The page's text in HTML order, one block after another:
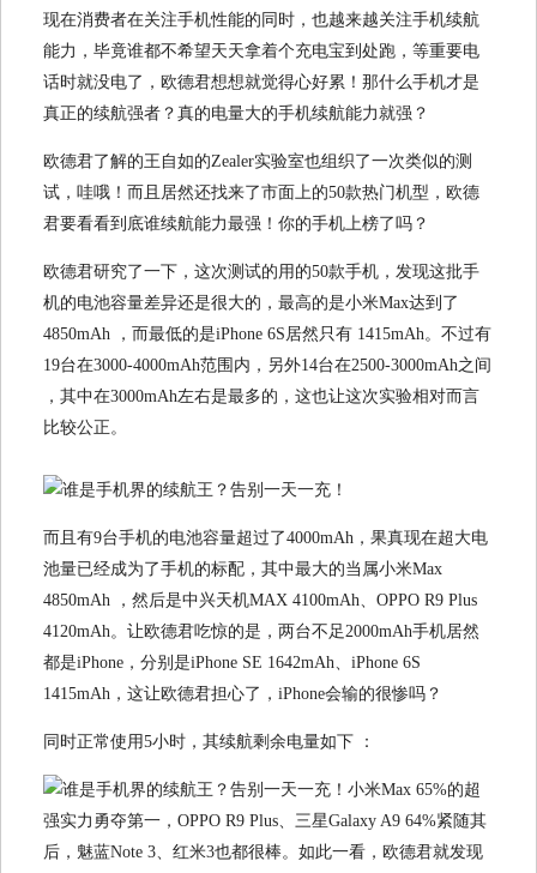
现在消费者在关注手机性能的同时，也越来越关注手机续航
能力，毕竟谁都不希望天天拿着个充电宝到处跑，等重要电
话时就没电了，欧德君想想就觉得心好累！那什么手机才是
真正的续航强者？真的电量大的手机续航能力就强？
欧德君了解的王自如的Zealer实验室也组织了一次类似的测
试，哇哦！而且居然还找来了市面上的50款热门机型，欧德
君要看看到底谁续航能力最强！你的手机上榜了吗？
欧德君研究了一下，这次测试的用的50款手机，发现这批手
机的电池容量差异还是很大的，最高的是小米Max达到了
4850mAh ，而最低的是iPhone 6S居然只有 1415mAh。不过有
19台在3000-4000mAh范围内，另外14台在2500-3000mAh之间
，其中在3000mAh左右是最多的，这也让这次实验相对而言
比较公正。
而且有9台手机的电池容量超过了4000mAh，果真现在超大电
池量已经成为了手机的标配，其中最大的当属小米Max
4850mAh ，然后是中兴天机MAX 4100mAh、OPPO R9 Plus
4120mAh。让欧德君吃惊的是，两台不足2000mAh手机居然
都是iPhone，分别是iPhone SE 1642mAh、iPhone 6S
1415mAh，这让欧德君担心了，iPhone会输的很惨吗？
同时正常使用5小时，其续航剩余电量如下 ：
小米Max 65%的超
强实力勇夺第一，OPPO R9 Plus、三星Galaxy A9 64%紧随其
后，魅蓝Note 3、红米3也都很棒。如此一看，欧德君就发现